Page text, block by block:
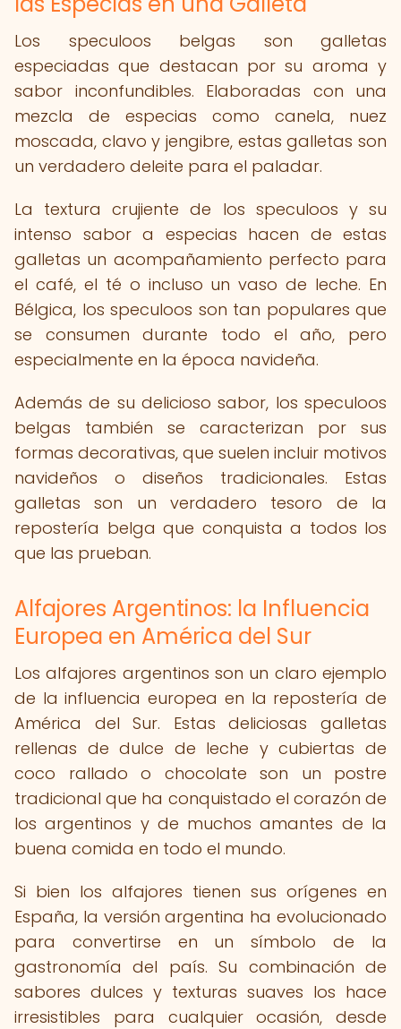
Los speculoos belgas son galletas
especiadas que destacan por su aroma y
sabor inconfundibles. Elaboradas con una
mezcla de especias como canela, nuez
moscada, clavo y jengibre, estas galletas son
un verdadero deleite para el paladar.
La textura crujiente de los speculoos y su
intenso sabor a especias hacen de estas
galletas un acompañamiento perfecto para
el café, el té o incluso un vaso de leche. En
Bélgica, los speculoos son tan populares que
se consumen durante todo el año, pero
especialmente en la época navideña.
Además de su delicioso sabor, los speculoos
belgas también se caracterizan por sus
formas decorativas, que suelen incluir motivos
navideños o diseños tradicionales. Estas
galletas son un verdadero tesoro de la
repostería belga que conquista a todos los
que las prueban.
Alfajores Argentinos: la Influencia
Europea en América del Sur
Los alfajores argentinos son un claro ejemplo
de la influencia europea en la repostería de
América del Sur. Estas deliciosas galletas
rellenas de dulce de leche y cubiertas de
coco rallado o chocolate son un postre
tradicional que ha conquistado el corazón de
los argentinos y de muchos amantes de la
buena comida en todo el mundo.
Si bien los alfajores tienen sus orígenes en
España, la versión argentina ha evolucionado
para convertirse en un símbolo de la
gastronomía del país. Su combinación de
sabores dulces y texturas suaves los hace
irresistibles para cualquier ocasión, desde